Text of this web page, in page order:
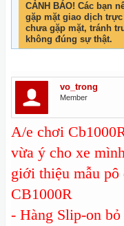
CẢNH BÁO! Các bạn
gặp mặt giao dịch trực
chưa gặp mặt, tránh
không đúng sự thật.
vo_trong
Member
A/e chơi
vừa ý cho xe
giới thiệu mẫu pô
CB1000R
- Hàng Slip-on